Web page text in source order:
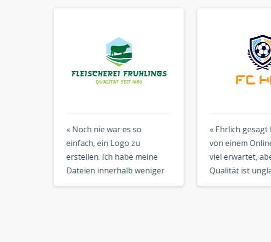
« Noch nie war es so
einfach, ein Logo zu
erstellen. Ich habe meine
Dateien innerhalb weniger
Minuten heruntergeladen
« Ehrlich gesagt
von einem
viel erwartet, aber
Qualität ist
Mein Logo sieht